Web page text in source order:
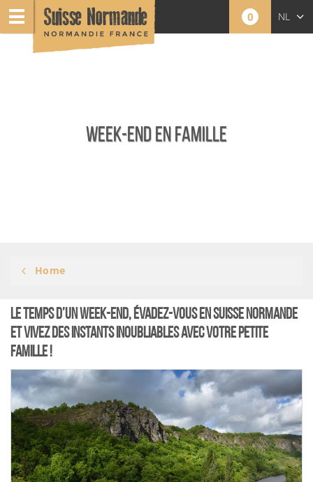
0 NL
WEEK-END EN FAMILLE
Home
Le temps d’un week-end, évadez-vous en Suisse Normande
et vivez des instants inoubliables avec votre petite
famille !